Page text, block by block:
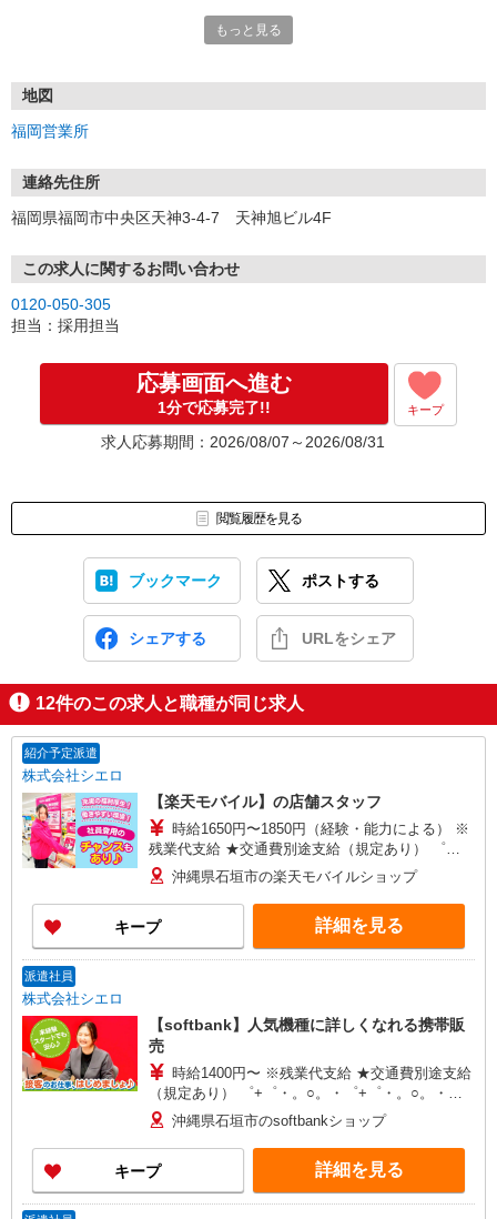
①応募から3営業日を目安に、メールorお電話でご連絡します。
★スマホでWEB面接（LINEなど）・出張面接・事務所面接と選べま
す
③面接実施（履歴書不要）
※ご希望があれば、職場見学の調整もOKです！
お気軽にご応募ください♪
もっと見る
地図
福岡営業所
連絡先住所
福岡県福岡市中央区天神3-4-7 天神旭ビル4F
この求人に関するお問い合わせ
0120-050-305
担当：採用担当
応募画面へ進む
1分で応募完了!! キープ
求人応募期間：2026/08/07～2026/08/31
閲覧履歴を見る
ブックマーク ポストする
シェアする URLをシェア
12件のこの求人と職種が同じ求人
紹介予定派遣
株式会社シエロ
【楽天モバイル】の店舗スタッフ
時給1650円〜1850円（経験・能力による） ※
残業代支給 ★交通費別途支給（規定あり） ゜
+゜・。○。・゜+゜・。○。・゜+゜ 入社祝い金10
万円支給(規定有) お友達を紹介頂くと, インセンテ
ィブ支給(規定有) ★月2回払い・週払い可能（規程
有）★ ゜・。○。・゜+゜・。○。・゜+゜
沖縄県石垣市の楽天モバイルショップ
キープ 詳細を見る
派遣社員
株式会社シエロ
【softbank】人気機種に詳しくなれる携帯販
売
時給1400円〜 ※残業代支給 ★交通費別途支給
（規定あり） ゜+゜・。○。・゜+゜・。○。・゜
+゜ 入社祝い金10万円支給(規定有) お友達を紹介
頂くと, インセンティブ支給(規定有) ★月2回払
い・週払い可能（規程有）★ ゜・。○。・゜
+゜・。○。・゜+゜
沖縄県石垣市のsoftbankショップ
キープ 詳細を見る